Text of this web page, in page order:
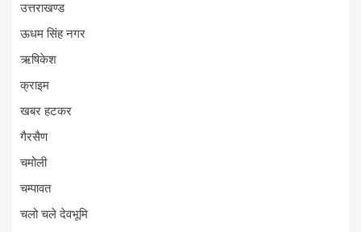
उत्तराखण्ड
ऊधम सिंह नगर
ऋषिकेश
क्राइम
खबर हटकर
गैरसैण
चमोली
चम्पावत
चलो चले देवभूमि